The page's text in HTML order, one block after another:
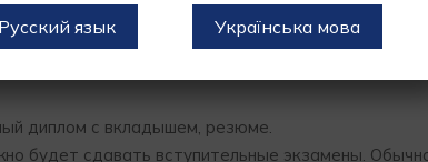
диплом с вкладышем, резюме.
будет сдавать вступительные экзамены.
Русский язык Українська мова